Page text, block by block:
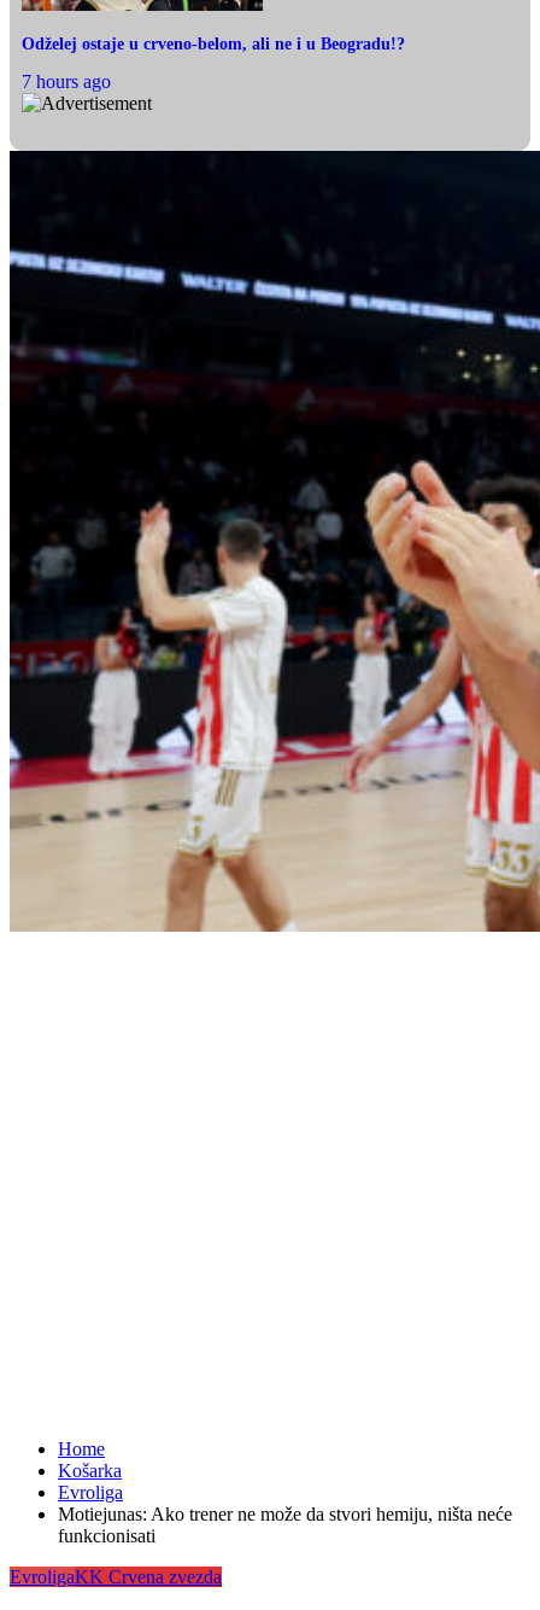
Odželej ostaje u crveno-belom, ali ne i u Beogradu!?
7 hours ago
Home
Košarka
Evroliga
Motiejunas: Ako trener ne može da stvori hemiju, ništa neće
funkcionisati
EvroligaKK Crvena zvezda